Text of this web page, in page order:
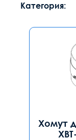
Категория:
Хомут